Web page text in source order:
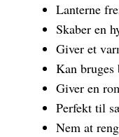
Lanterne
Skaber en
Giver et
Kan bruges
Giver en
Perfekt til
Nem at